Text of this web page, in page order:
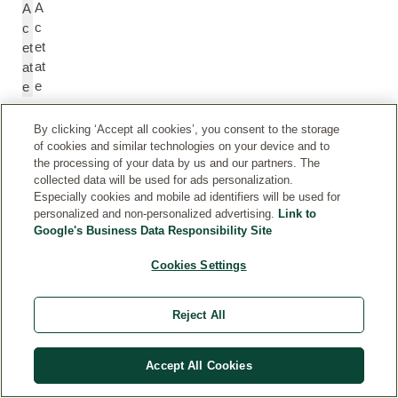
A
c
et
at
e
A
c
et
at
e
Pi
n
e
n
e
pi
By clicking ‘Accept all cookies’, you consent to the storage
of cookies and similar technologies on your device and to
the processing of your data by us and our partners. The
collected data will be used for ads personalization.
Especially cookies and mobile ad identifiers will be used for
personalized and non-personalized advertising. Link to
Google's Business Data Responsibility Site
Cookies Settings
Reject All
Accept All Cookies